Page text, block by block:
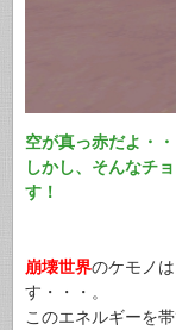
空が真っ赤だよ・
しかし、そんなチ
す！
崩壊世界のケモノ
す・・・。
このエネルギーを